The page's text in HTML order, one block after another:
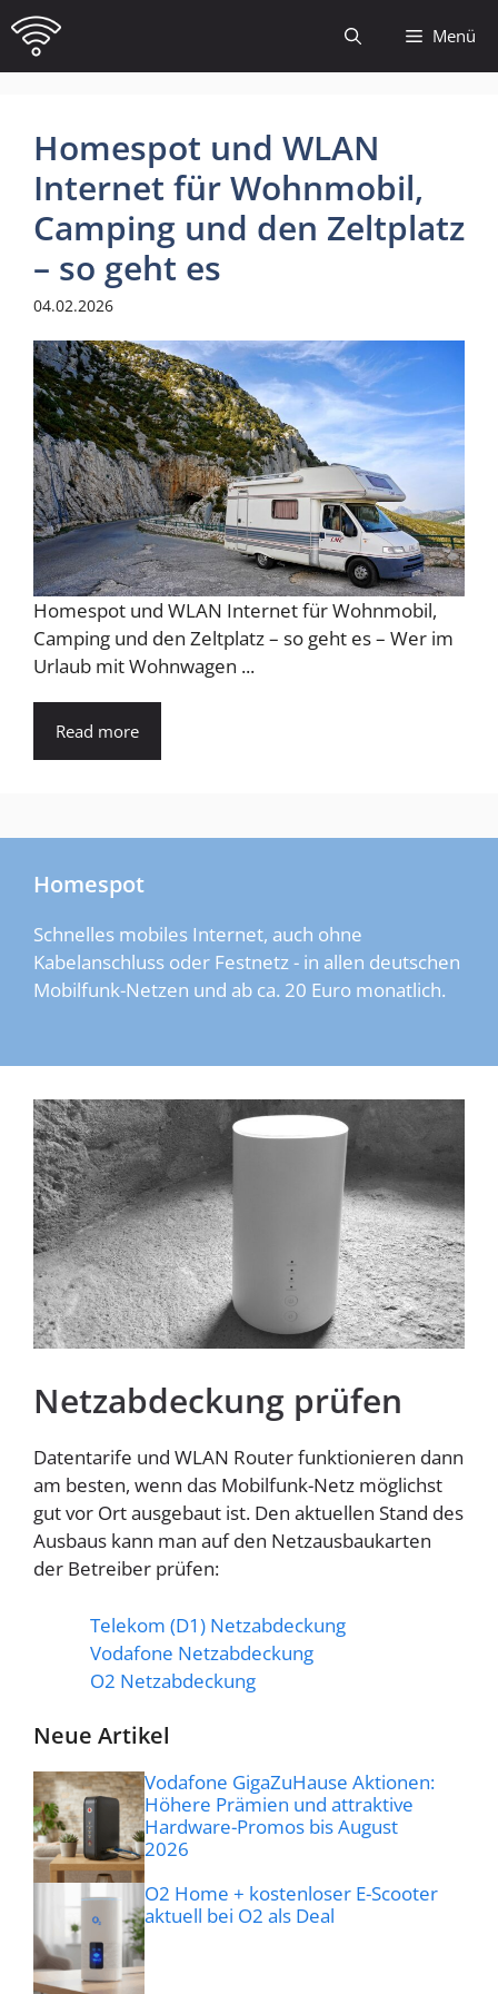
Zum
Inhalt
springen
Menü
Homespot und WLAN
Internet für Wohnmobil,
Camping und den Zeltplatz
– so geht es
04.02.2026
Homespot und WLAN Internet für Wohnmobil,
Camping und den Zeltplatz – so geht es – Wer im
Urlaub mit Wohnwagen ...
Read more
Homespot
Schnelles mobiles Internet, auch ohne
Kabelanschluss oder Festnetz - in allen deutschen
Mobilfunk-Netzen und ab ca. 20 Euro monatlich.
Netzabdeckung prüfen
Datentarife und WLAN Router funktionieren dann
am besten, wenn das Mobilfunk-Netz möglichst
gut vor Ort ausgebaut ist. Den aktuellen Stand des
Ausbaus kann man auf den Netzausbaukarten
der Betreiber prüfen:
Telekom (D1) Netzabdeckung
Vodafone Netzabdeckung
O2 Netzabdeckung
Neue Artikel
Vodafone GigaZuHause Aktionen:
Höhere Prämien und attraktive
Hardware-Promos bis August
2026
O2 Home + kostenloser E-Scooter
aktuell bei O2 als Deal